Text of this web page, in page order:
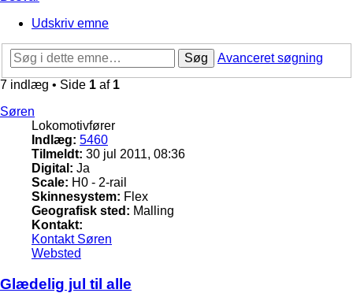
Udskriv emne
Søg
Avanceret søgning
7 indlæg • Side 1 af 1
Søren
Lokomotivfører
Indlæg: 5460
Tilmeldt: 30 jul 2011, 08:36
Digital: Ja
Scale: H0 - 2-rail
Skinnesystem: Flex
Geografisk sted: Malling
Kontakt:
Kontakt Søren
Websted
Glædelig jul til alle